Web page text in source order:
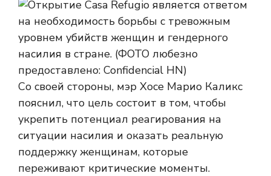
Со своей стороны, мэр Хосе Марио Каликс
пояснил, что цель состоит в том, чтобы
укрепить потенциал реагирования на
ситуации насилия и оказать реальную
поддержку женщинам, которые
переживают критические моменты.